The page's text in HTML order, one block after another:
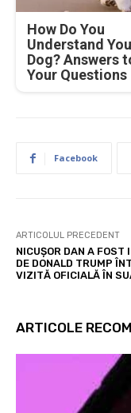
How Do You
Understand
Dog? Answers
Your Questions
Facebook
ARTICOLUL PRECEDENT
NICUȘOR DAN A FOST
DE DONALD TRUMP
VIZITĂ OFICIALĂ ÎN
ARTICOLE